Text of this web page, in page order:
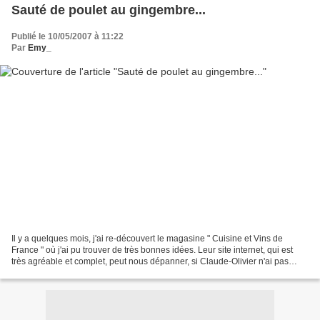
Sauté de poulet au gingembre...
Publié le 10/05/2007 à 11:22
Par Emy_
Il y a quelques mois, j'ai re-découvert le magasine " Cuisine et Vins de
France " où j'ai pu trouver de très bonnes idées. Leur site internet, qui est
très agréable et complet, peut nous dépanner, si Claude-Olivier n'ai pas